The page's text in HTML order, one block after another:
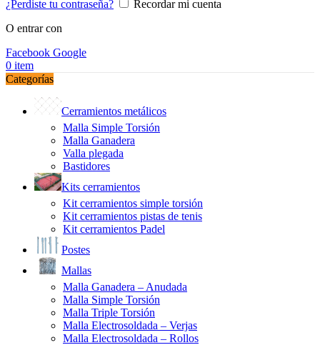
¿Perdiste tu contraseña?
Recordar mi cuenta
O entrar con
Facebook Google
0 item
Categorías
Cerramientos metálicos
Malla Simple Torsión
Malla Ganadera
Valla plegada
Bastidores
Kits cerramientos
Kit cerramientos simple torsión
Kit cerramientos pistas de tenis
Kit cerramientos Padel
Postes
Mallas
Malla Ganadera – Anudada
Malla Simple Torsión
Malla Triple Torsión
Malla Electrosoldada – Verjas
Malla Electrosoldada – Rollos